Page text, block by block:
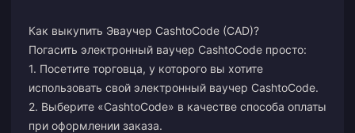
Как выкупить Эваучер CashtoCode (CAD)?
Погасить электронный ваучер CashtoCode просто:
1. Посетите торговца, у которого вы хотите
использовать свой электронный ваучер CashtoCode.
2. Выберите «CashtoCode» в качестве способа оплаты
при оформлении заказа.